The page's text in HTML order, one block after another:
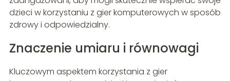
dzieci w korzystaniu z gier komputerowych w sposób
zdrowy i odpowiedzialny.
Znaczenie umiaru i równowagi
Kluczowym aspektem korzystania z gier